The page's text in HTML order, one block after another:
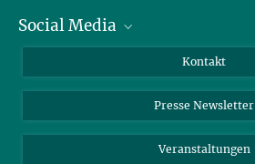
Zahlen und Fakten
Meldestelle Fehlverhalten
Bluesky
TikTok
Social Media
Instagram
YouTube
Kontakt
Presse Newsletter
Veranstaltungen